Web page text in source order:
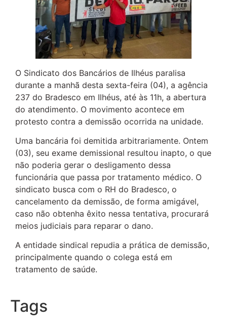
O Sindicato dos Bancários de Ilhéus paralisa
durante a manhã desta sexta-feira (04), a agência
237 do Bradesco em Ilhéus, até às 11h, a abertura
do atendimento. O movimento acontece em
protesto contra a demissão ocorrida na unidade.
Uma bancária foi demitida arbitrariamente. Ontem
(03), seu exame demissional resultou inapto, o que
não poderia gerar o desligamento dessa
funcionária que passa por tratamento médico. O
sindicato busca com o RH do Bradesco, o
cancelamento da demissão, de forma amigável,
caso não obtenha êxito nessa tentativa, procurará
meios judiciais para reparar o dano.
A entidade sindical repudia a prática de demissão,
principalmente quando o colega está em
tratamento de saúde.
Tags